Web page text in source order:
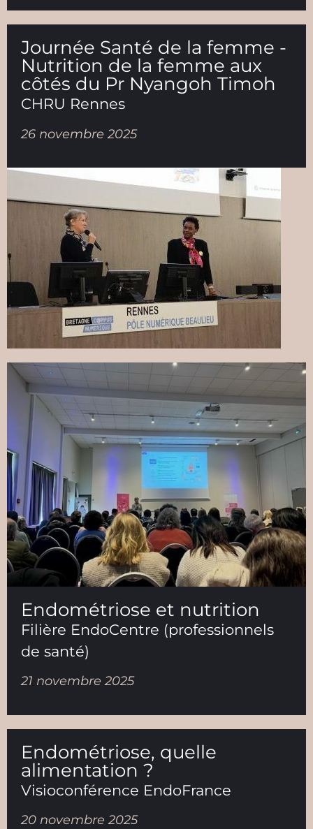
Journée Santé de la femme -
Nutrition de la femme aux
côtés du Pr Nyangoh Timoh
CHRU Rennes
26 novembre 2025
Endométriose et nutrition
Filière EndoCentre (professionnels
de santé)
21 novembre 2025
Endométriose, quelle
alimentation ?
Visioconférence EndoFrance
20 novembre 2025